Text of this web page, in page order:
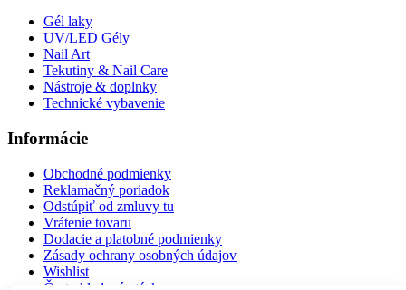
Gél laky
UV/LED Gély
Nail Art
Tekutiny & Nail Care
Nástroje & doplnky
Technické vybavenie
Informácie
Obchodné podmienky
Reklamačný poriadok
Odstúpiť od zmluvy tu
Vrátenie tovaru
Dodacie a platobné podmienky
Zásady ochrany osobných údajov
Wishlist